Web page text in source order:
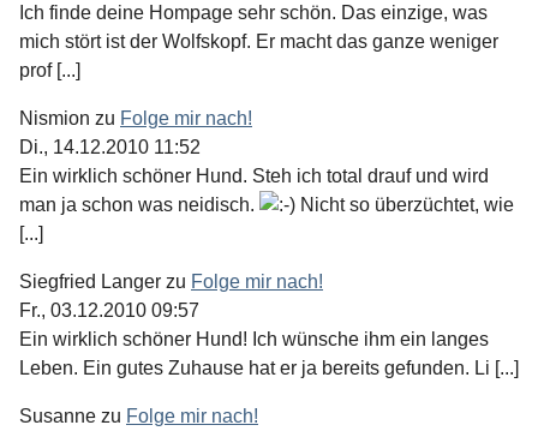
Ich finde deine Hompage sehr schön. Das einzige, was
mich stört ist der Wolfskopf. Er macht das ganze weniger
prof [...]
Nismion zu Folge mir nach!
Di., 14.12.2010 11:52
Ein wirklich schöner Hund. Steh ich total drauf und wird
man ja schon was neidisch.
Nicht so überzüchtet, wie
[...]
Siegfried Langer zu Folge mir nach!
Fr., 03.12.2010 09:57
Ein wirklich schöner Hund! Ich wünsche ihm ein langes
Leben. Ein gutes Zuhause hat er ja bereits gefunden. Li [...]
Susanne zu Folge mir nach!